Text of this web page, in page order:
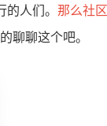
人们。 那么社
聊聊这个吧。